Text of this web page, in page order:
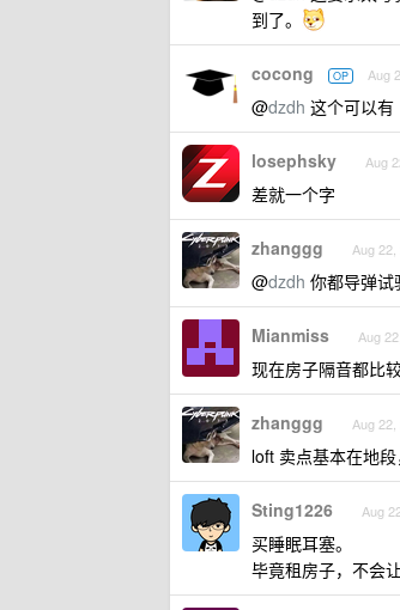
到了。
cocong OP Aug
@dzdh 这个可以有
losephsky Aug
差就一个字
zhanggg Aug
@dzdh 你都导弹试
Mianmiss Aug
现在房子隔音都比
zhanggg Aug
loft 卖点基本在地
Sting1226 Aug
买睡眠耳塞。
毕竟租房子，不会